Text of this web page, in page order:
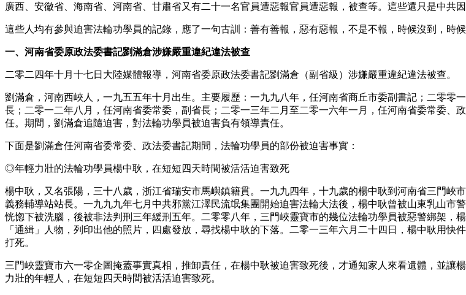
廣西、安徽省、海南省、河南省、甘肅省又有二十一名官員遭惡報官員遭惡報，被查等。這些還只是中共
這些人均有參與迫害法輪功學員的記錄，應了一句古訓：善有善報，惡有惡報，不是不報，時候沒到，時
一、河南省委原政法委書記劉滿倉涉嫌嚴重違紀違法被查
二零二四年十月十七日大陸媒體報導，河南省委原政法委書記劉滿倉（副省級）涉嫌嚴重違紀違法被查。
劉滿倉，河南西峽人，一九五五年十月出生。主要履歷：一九九八年，任河南省商丘市委副書記；二零
長；二零一二年八月，任河南省委常委，副省長；二零一三年二月至二零一六年一月，任河南省委常委
任。期間，劉滿倉追隨迫害，對法輪功學員被迫害負有領導責任。
下面是劉滿倉任河南省委常委、政法委書記期間，法輪功學員的部份被迫害事實：
◎年輕力壯的法輪功學員楊中耿，在短短四天時間被活活迫害致死
楊中耿，又名張陽，三十八歲，浙江省瑞安市馬嶼鎮籍貫。一九九四年，十九歲的楊中耿到河南省三門
義務輔導站站長。一九九九年七月中共邪黨江澤民流氓集團開始迫害法輪大法後，楊中耿曾被山東乳山
恍惚下被洗腦，後被非法判刑三年緩刑五年。二零零八年，三門峽靈寶市的幾位法輪功學員被惡警綁架，
「通緝」人物，列印出他的照片，四處發放，尋找楊中耿的下落。二零一三年六月二十四日，楊中耿用
打死。
三門峽靈寶市六一零企圖掩蓋事實真相，推卸責任，在楊中耿被迫害致死後，才通知家人來看遺體，並
力壯的年輕人，在短短四天時間被活活迫害致死。